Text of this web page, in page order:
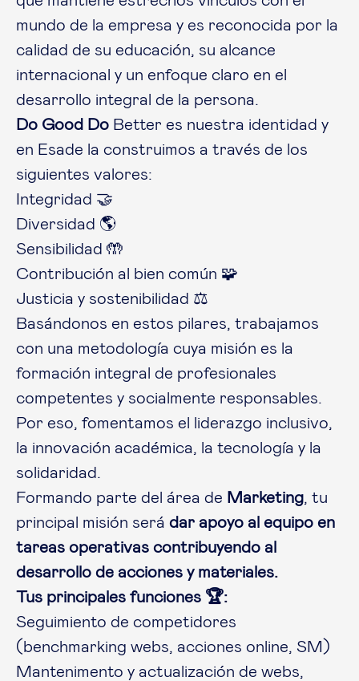
mundo de la empresa y es reconocida por la
calidad de su educación, su alcance
internacional y un enfoque claro en el
desarrollo integral de la persona.
Do Good Do Better es nuestra identidad y
en Esade la construimos a través de los
siguientes valores:
Integridad 🤝
Diversidad 🌎
Sensibilidad 🤲
Contribución al bien común 🧩
Justicia y sostenibilidad ⚖️
Basándonos en estos pilares, trabajamos
con una metodología cuya misión es la
formación integral de profesionales
competentes y socialmente responsables.
Por eso, fomentamos el liderazgo inclusivo,
la innovación académica, la tecnología y la
solidaridad.
Formando parte del área de Marketing, tu
principal misión será dar apoyo al equipo en
tareas operativas contribuyendo al
desarrollo de acciones y materiales.
Tus principales funciones 🏆:
Seguimiento de competidores
(benchmarking webs, acciones online, SM)
Mantenimento y actualización de webs,